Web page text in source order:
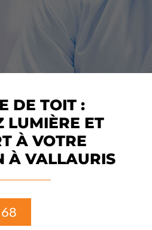
DE TOIT :
LUMIÈRE ET
À VOTRE
À VALLAURIS